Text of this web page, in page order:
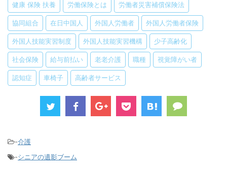
健康 保険 扶養 労働保険とは 労働者災害補償保険法
協同組合 在日中国人 外国人労働者 外国人労働者保険
外国人技能実習制度 外国人技能実習機構 少子高齢化
社会保険 給与前払い 老老介護 職種 視覚障がい者
認知症 車椅子 高齢者サービス
-介護
-シニアの遺影ブーム